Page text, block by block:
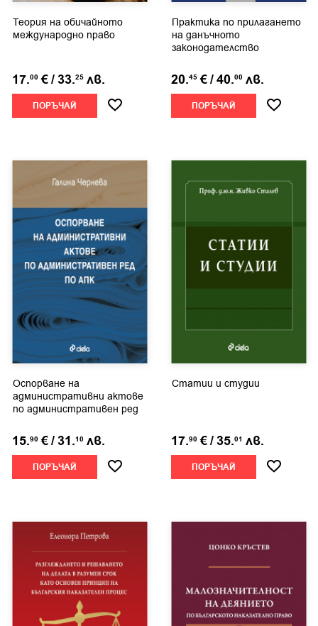
Теория на обичайното
международно право
17.00 €/33.25 лв.
ПОРЪЧАЙ
Практика по прилагането
на данъчното
законодателство
20.45 €/40.00 лв.
ПОРЪЧАЙ
Оспорване на
административни актове
по административен ред
15.90 €/31.10 лв.
ПОРЪЧАЙ
Статии и студии
17.90 €/35.01 лв.
ПОРЪЧАЙ